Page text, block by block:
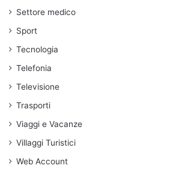
Settore medico
Sport
Tecnologia
Telefonia
Televisione
Trasporti
Viaggi e Vacanze
Villaggi Turistici
Web Account